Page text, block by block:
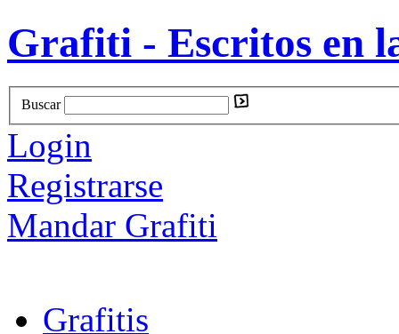
Grafiti - Escritos en
Buscar
Login
Registrarse
Mandar Grafiti
Grafitis